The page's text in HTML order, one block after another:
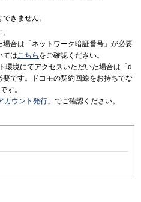
きません。
場合は「ネットワーク暗証番号」が必要
てはこちら をご確認ください。
環境にてアクセスいただいた場合は「d
です。ドコモの契約回線をお持ちでな
す。
カウント発行 」でご確認ください。